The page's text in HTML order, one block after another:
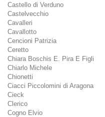
Castello di Verduno
Castelvecchio
Cavalleri
Cavallotto
Cencioni Patrizia
Ceretto
Chiara Boschis E. Pira E Figli
Chiarlo Michele
Chionetti
Ciacci Piccolomini di Aragona
Cieck
Clerico
Cogno Elvio